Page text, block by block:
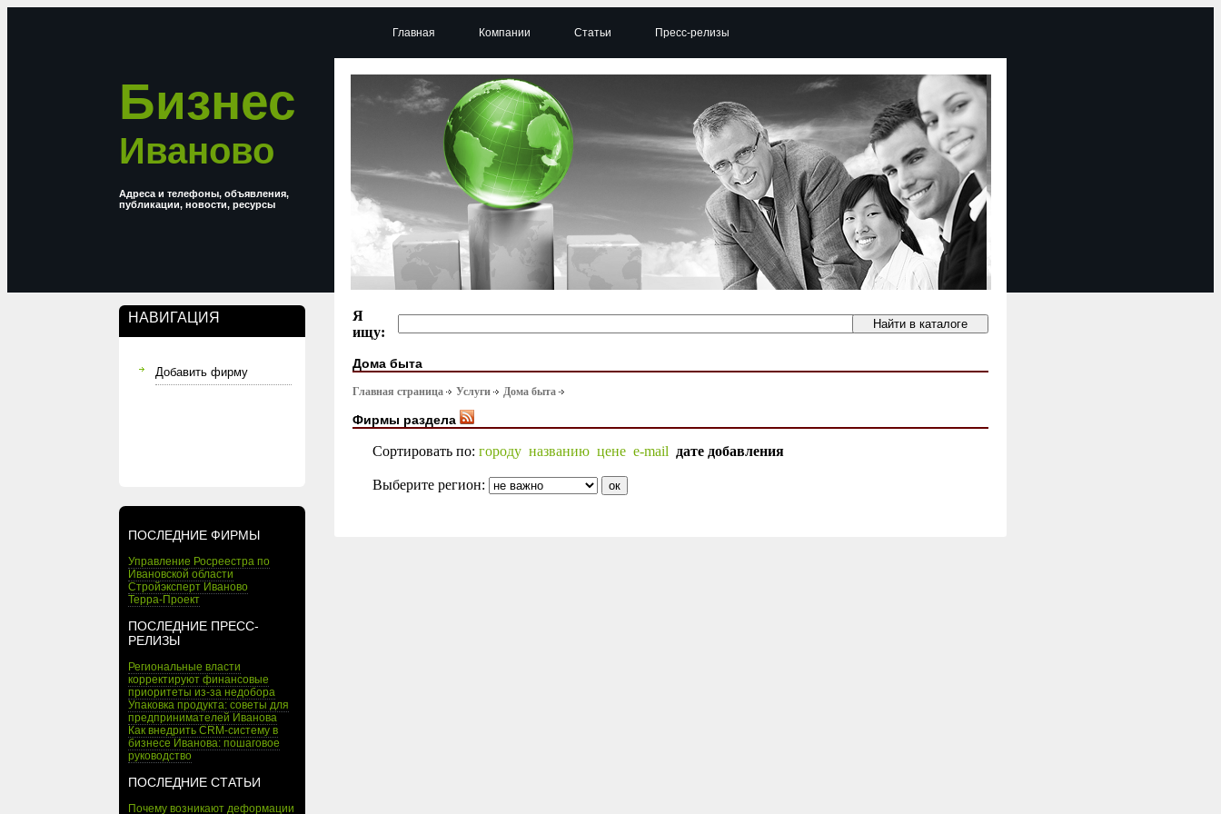
Бизнес
Иваново
Адреса и телефоны, объявления,
публикации, новости, ресурсы
НАВИГАЦИЯ
Добавить фирму
ПОСЛЕДНИЕ ФИРМЫ
Управление Росреестра по
Ивановской области
Стройэксперт Иваново
Терра-Проект
ПОСЛЕДНИЕ ПРЕСС-
РЕЛИЗЫ
Региональные власти
корректируют финансовые
приоритеты из-за недобора
Упаковка продукта: советы для
предпринимателей Иванова
Как внедрить CRM-систему в
бизнесе Иванова: пошаговое
руководство
ПОСЛЕДНИЕ СТАТЬИ
Почему возникают деформации
Главная Компании Статьи Пресс-релизы
Я
ищу:
Дома быта
Главная страница Услуги Дома быта
Фирмы раздела
Сортировать по: городу названию цене e-mail дате добавления
Выберите регион: